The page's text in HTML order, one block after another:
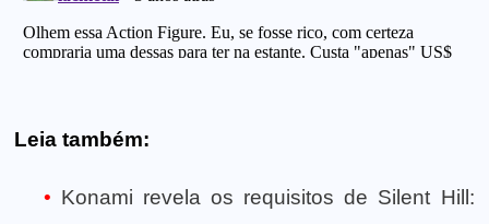
Leia também:
Konami revela os requisitos de Silent Hill: